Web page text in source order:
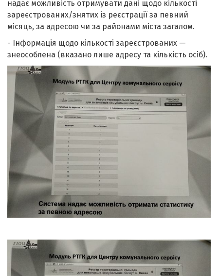
надає можливість отримувати дані щодо кількості
зареєстрованих/знятих із реєстрації за певний
місяць, за адресою чи за районами міста загалом.
- Інформація щодо кількості зареєстрованих —
знеособлена (вказано лише адресу та кількість осіб).